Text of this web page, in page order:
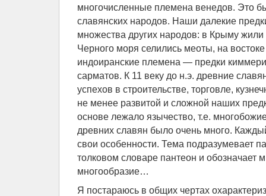
многочисленные племена венедов. Это
славянских народов. Наши далекие
множества других народов: в Крыму
Черного моря селились меоты, на
индоиранские племена — предки
сарматов. К 11 веку до н.э. древние
успехов в строительстве, торговле,
не менее развитой и сложной наших
основе лежало язычество, т.е.
древних славян было очень много.
свои особенности. Тема подразумевает
толковом словаре пантеон и обозначает
многообразие…
Я постараюсь в общих чертах